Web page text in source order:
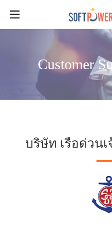
Customer
บริษัท เรือด่วน